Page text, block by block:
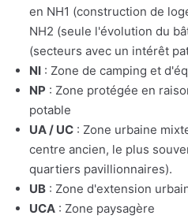
en NH1 (construction de
NH2 (seule l'évolution du
(secteurs avec un intérêt
NI : Zone de camping et
NP : Zone protégée en
potable
UA / UC : Zone urbaine
centre ancien, le plus
quartiers pavillionnaires).
UB : Zone d'extension
UCA : Zone paysagère